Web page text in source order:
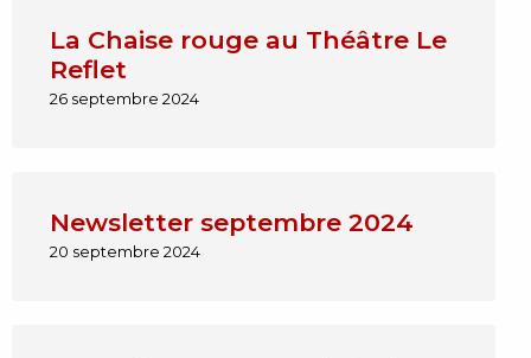
La Chaise rouge au Théâtre Le
Reflet
26 septembre 2024
Newsletter septembre 2024
20 septembre 2024